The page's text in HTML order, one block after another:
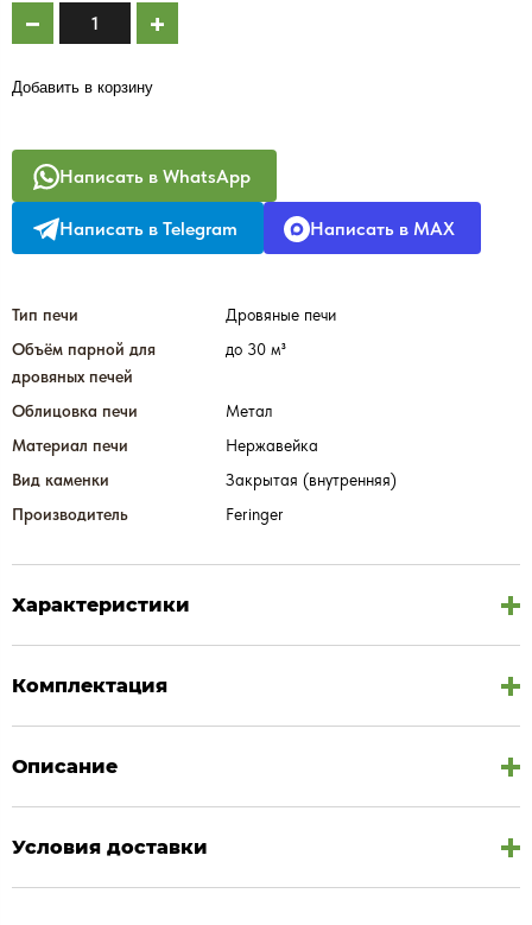
Добавить в корзину
Написать в WhatsApp
Написать в Telegram Написать в MAX
Тип печи
Дровяные печи
Объём парной для
дровяных печей
до 30 м³
Облицовка печи
Метал
Материал печи
Нержавейка
Вид каменки
Закрытая (внутренняя)
Производитель
Feringer
Характеристики
Комплектация
Описание
Условия доставки